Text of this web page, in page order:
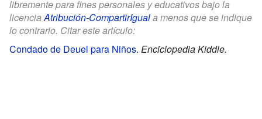
libremente para fines personales y educativos bajo la
licenciaAtribución-CompartirIguala menos que se indique
lo contrario. Citar este artículo:
Condado de Deuel para Niños. Enciclopedia Kiddle.